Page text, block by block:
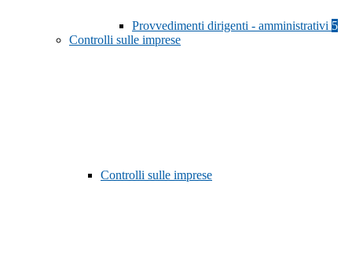
Provvedimenti dirigenti - amministrativi 5
Controlli sulle imprese
Controlli sulle imprese